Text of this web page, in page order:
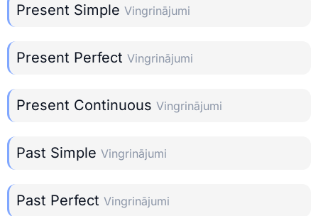
Present Simple Vingrinājumi
Present Perfect Vingrinājumi
Present Continuous Vingrinājumi
Past Simple Vingrinājumi
Past Perfect Vingrinājumi